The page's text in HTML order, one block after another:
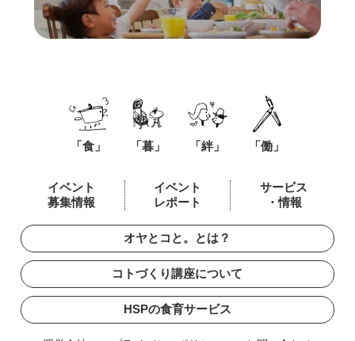
「食」 「暮」 「絆」 「働」
イベント
募集情報
イベント
レポート
サービス
・情報
オヤとコと。とは？
コトづくり講座について
HSPの食育サービス